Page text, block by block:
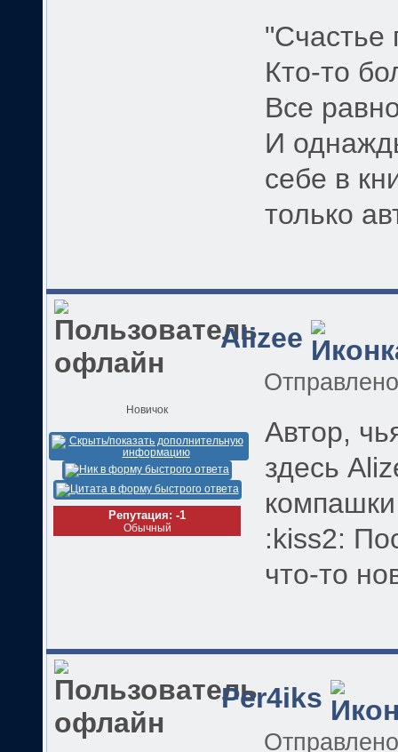
"Счастье
Кто-то
Все
И
себе в
только
Alizee
Новичок
Репутация: -1
Обычный
Автор,
здесь
:kiss2:
что-то
Per4iks